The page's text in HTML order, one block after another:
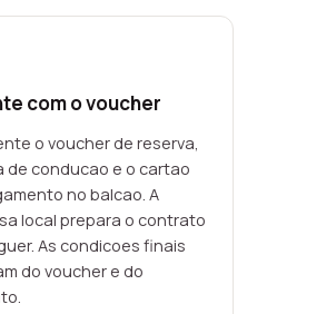
com o voucher
o voucher de reserva,
de conducao e o cartao
no balcao. A
local prepara o contrato
As condicoes finais
do voucher e do